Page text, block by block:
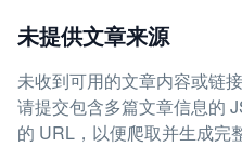
未提供文章来源
未收到可用的文章内容或链
请提交包含多篇文章信息的
的 URL，以便爬取并生成完